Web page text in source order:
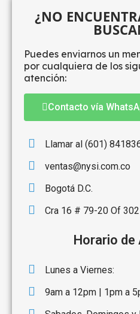
¿NO
Puedes enviarnos un
por cualquiera de los
atención:
Contacto vía
Llamar al (601)
ventas@nysi.com.co
Bogotá D.C.
Cra 16 # 79-20 Of
Horario de
Lunes a Viernes:
9am a 12pm | 1pm a